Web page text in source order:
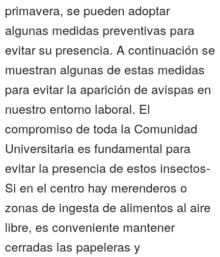
primavera, se pueden adoptar
algunas medidas preventivas para
evitar su presencia. A continuación se
muestran algunas de estas medidas
para evitar la aparición de avispas en
nuestro entorno laboral. El
compromiso de toda la Comunidad
Universitaria es fundamental para
evitar la presencia de estos insectos-
Si en el centro hay merenderos o
zonas de ingesta de alimentos al aire
libre, es conveniente mantener
cerradas las papeleras y